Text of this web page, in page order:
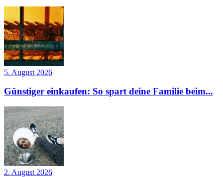
5. August 2026
Günstiger einkaufen: So spart deine Familie beim...
2. August 2026